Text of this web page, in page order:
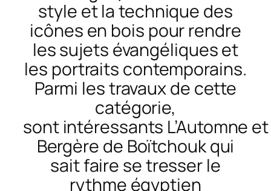
style et la technique des
icônes en bois pour rendre
les sujets évangéliques et
les portraits contemporains.
Parmi les travaux de cette
catégorie,
sont intéressants L’Automne
Bergère de Boïtchouk qui
sait faire se tresser le
rythme égyptien